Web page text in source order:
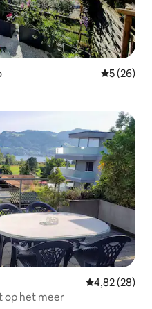
5 (26)
Gemiddelde
4,82 (28)
op het meer